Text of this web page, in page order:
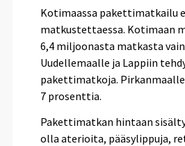
Kotimaassa pakettimatkailu
matkustettaessa. Kotimaan
6,4 miljoonasta matkasta
Uudellemaalle ja Lappiin
pakettimatkoja.
7 prosenttia.
Pakettimatkan hintaan
olla aterioita, pääsylippuja,